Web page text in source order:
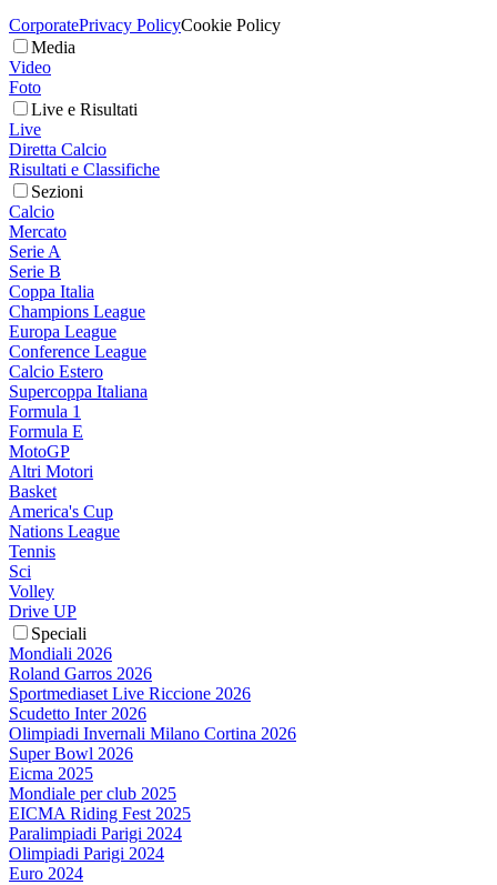
CorporatePrivacy PolicyCookie Policy
Media
Video
Foto
Live e Risultati
Live
Diretta Calcio
Risultati e Classifiche
Sezioni
Calcio
Mercato
Serie A
Serie B
Coppa Italia
Champions League
Europa League
Conference League
Calcio Estero
Supercoppa Italiana
Formula 1
Formula E
MotoGP
Altri Motori
Basket
America's Cup
Nations League
Tennis
Sci
Volley
Drive UP
Speciali
Mondiali 2026
Roland Garros 2026
Sportmediaset Live Riccione 2026
Scudetto Inter 2026
Olimpiadi Invernali Milano Cortina 2026
Super Bowl 2026
Eicma 2025
Mondiale per club 2025
EICMA Riding Fest 2025
Paralimpiadi Parigi 2024
Olimpiadi Parigi 2024
Euro 2024